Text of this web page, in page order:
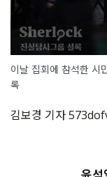
이날 집회에 참석한 시
록
김보경 기자